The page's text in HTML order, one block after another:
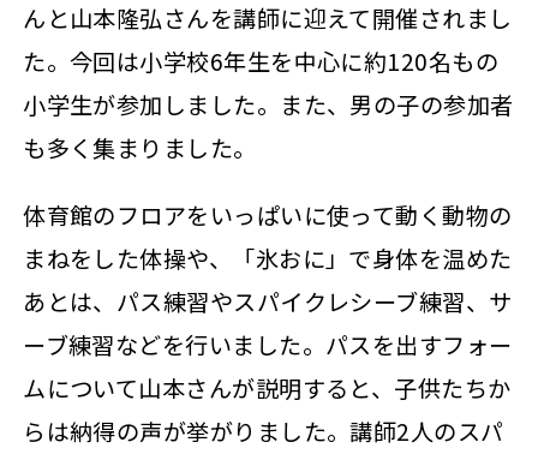
んと山本隆弘さんを講師に迎えて開催されまし
た。今回は小学校6年生を中心に約120名もの
小学生が参加しました。また、男の子の参加者
も多く集まりました。
体育館のフロアをいっぱいに使って動く動物の
まねをした体操や、「氷おに」で身体を温めた
あとは、パス練習やスパイクレシーブ練習、サ
ーブ練習などを行いました。パスを出すフォー
ムについて山本さんが説明すると、子供たちか
らは納得の声が挙がりました。講師2人のスパ